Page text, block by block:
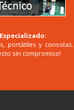
portátiles y consolas.
sin compromiso!